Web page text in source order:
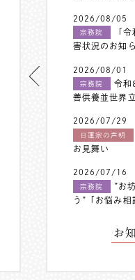
2026/08/05
宗務院
「
害状況のお知
2026/08/01
宗務院
令和
善供養並世界
2026/07/29
日蓮宗の声明
お見舞い
2026/07/16
宗務院
”お
う”「お悩み相
お